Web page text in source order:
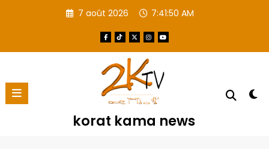
7 août 2026 7:41:51 AM
korat kama news